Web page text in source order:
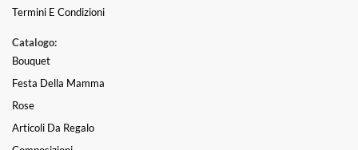
Termini E Condizioni
Catalogo:
Bouquet
Festa Della Mamma
Rose
Articoli Da Regalo